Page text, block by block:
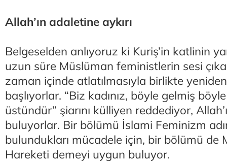
Allah’ın adaletine aykırı
Belgeselden anlıyoruz ki Kuriş’in katlinin
uzun süre Müslüman feministlerin sesi
zaman içinde atlatılmasıyla birlikte
başlıyorlar. “Biz kadınız, böyle gelmiş
üstündür” şiarını külliyen reddediyor,
buluyorlar. Bir bölümü İslami Feminizm
bulundukları mücadele için, bir bölümü de
Hareketi demeyi uygun buluyor.